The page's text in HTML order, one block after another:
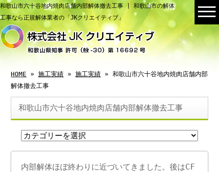
和歌山市六十谷地内焼肉店舗内部解体撤去工事 | 和歌山市の解体
工事なら正規解体業者の「JKクリエイティブ」
HOME »施工実績 »施工実績 » 和歌山市六十谷地内焼肉店舗内部
解体撤去工事
和歌山市六十谷地内焼肉店舗内部解体撤去工事
内部解体ほぼ終わりに近づいてきました。後はCF